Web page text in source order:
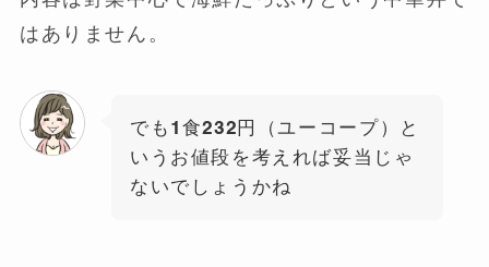
はありません。
でも1食232円（ユーコープ）と
いうお値段を考えれば妥当じゃ
ないでしょうかね